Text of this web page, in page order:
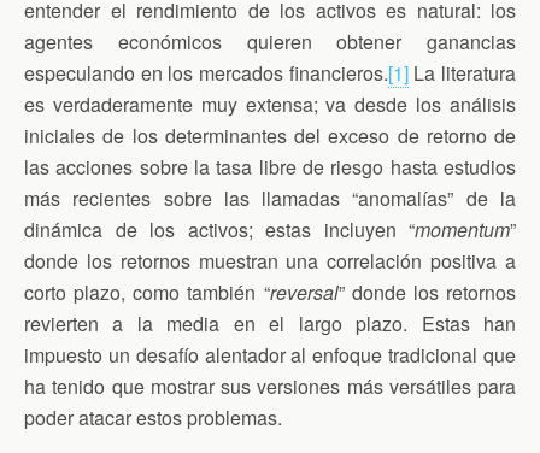
entender el rendimiento de los activos es natural: los
agentes económicos quieren obtener ganancias
especulando en los mercados financieros.[1]La literatura
es verdaderamente muy extensa; va desde los análisis
iniciales de los determinantes del exceso de retorno de
las acciones sobre la tasa libre de riesgo hasta estudios
más recientes sobre las llamadas “anomalías” de la
dinámica de los activos; estas incluyen “momentum”
donde los retornos muestran una correlación positiva a
corto plazo, como también “reversal” donde los retornos
revierten a la media en el largo plazo. Estas han
impuesto un desafío alentador al enfoque tradicional que
ha tenido que mostrar sus versiones más versátiles para
poder atacar estos problemas.